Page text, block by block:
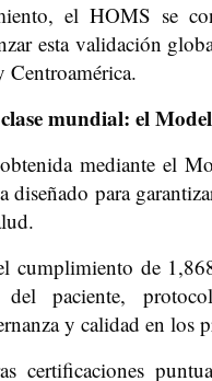
el HOMS se
esta validación
Centroamérica.
mundial: el
mediante el
diseñado para
cumplimiento de
del paciente,
y calidad en los
certificaciones